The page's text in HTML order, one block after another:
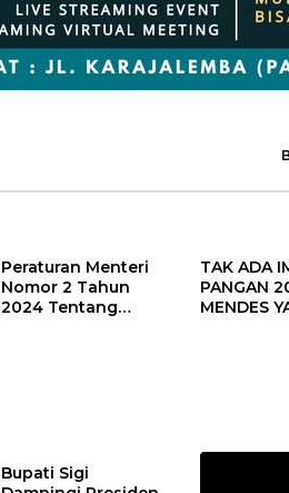
Peraturan Menteri
Nomor 2 Tahun
2024 Tentang
TAK ADA
PANGAN
MENDES
Bupati Sigi